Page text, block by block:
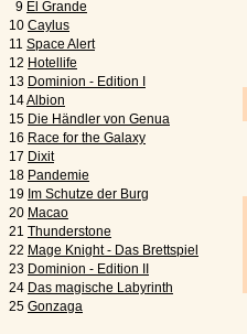
9 El Grande
10 Caylus
11 Space Alert
12 Hotellife
13 Dominion - Edition I
14Albion
15 Die Händler von Genua
16 Race for the Galaxy
17 Dixit
18 Pandemie
19 Im Schutze der Burg
20 Macao
21 Thunderstone
22 Mage Knight - Das Brettspiel
23 Dominion - Edition II
24 Das magische Labyrinth
25 Gonzaga